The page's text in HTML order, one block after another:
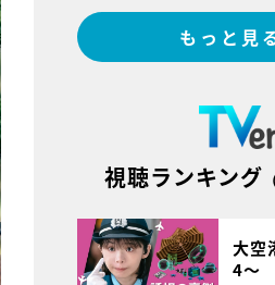
もっと見
視聴ランキング
大空
4～